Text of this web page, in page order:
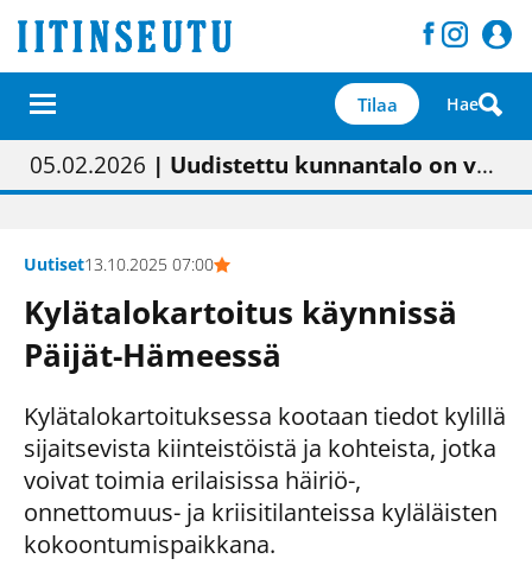
Tilaa Hae
01.02.2026 | Painon vaihtumisen pitäisi näkyä hieman parempana painojäljen laatuna lehdessä
05.02.2026 | Uudistettu kunnantalo on valoisa
23.04.2026 | “Olemme käynnistämässä uudelleen keskustavisiotyön”
09.05.2026| "Maalla on totuttu elämään omavaraisemmin kuin kaupungissa"
Uutiset13.10.2025 07:00
Kylätalokartoitus käynnissä
Päijät-Hämeessä
Kylätalokartoituksessa kootaan tiedot kylillä
sijaitsevista kiinteistöistä ja kohteista, jotka
voivat toimia erilaisissa häiriö-,
onnettomuus- ja kriisitilanteissa kyläläisten
kokoontumispaikkana.